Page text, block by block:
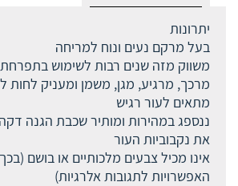
יתרונות
בעל מרקם נעים ונוח למריחה
משווק מזה שנים רבות לשימוש בתפרחת
מרכך, מרגיע, מגן, משמן ומעניק לחות
מתאים לעור רגיש
ננספג במהירות ומותיר שכבת הגנה
את נקבוביות העור
אינו מכיל צבעים מלכותיים או בושם
האפשרויות לתגובות אלרגיות)